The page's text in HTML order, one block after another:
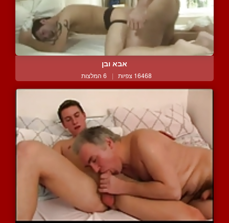
אבא ובן
16468 צפיות | 6 המלצות